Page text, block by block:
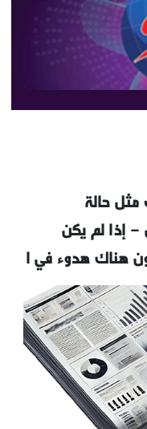
مثل حالة
إذا لم يكن
هناك هدوء في ا